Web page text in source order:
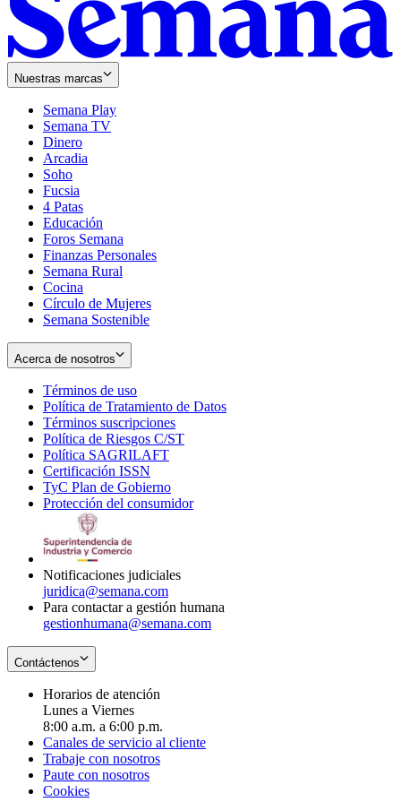
Nuestras marcas
Semana Play
Semana TV
Dinero
Arcadia
Soho
in
new
window
Fucsia
in
new
window
4 Patas
Educación
Foros Semana
Finanzas Personales
Semana Rural
Cocina
Círculo de Mujeres
Semana Sostenible
Acerca de nosotros
Términos de uso
in
new
window
Política de Tratamiento de Datos
Términos suscripciones
in
Política de Riesgos C/ST
Política SAGRILAFT
new
window
Certificación ISSN
in
new
TyC Plan de Gobierno
in
Protección del consumidorOpens
Notificaciones judiciales
juridica@semana.com
Para contactar a gestión humana
gestionhumana@semana.com
Contáctenos
Horarios de atención
Lunes a Viernes
8:00 a.m. a 6:00 p.m.
Canales de servicio al cliente
Trabaje con nosotros
Paute con nosotros
Cookies